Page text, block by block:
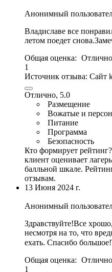
Анонимный
Владиславе все
летом поедет
Общая оценка:
1
Источник отзыва: Cайт
Отлично, 5.0
Размещение
Вожатые и
Питание
Программа
Безопасность
Кто формирует рейтинг?
клиент оценивает
балльной шкале.
отзывам.
13 Июня 2024 г.
Анонимный
Здравствуйте!Все
несмотря на то, что
ехать. Спасибо
Общая оценка:
1